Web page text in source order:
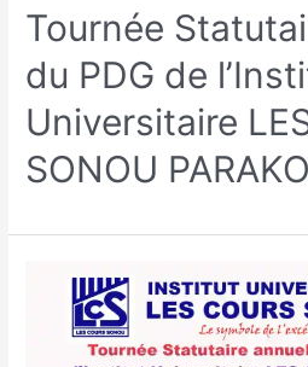
Tournée
du PDG de
Universitaire
SONOU